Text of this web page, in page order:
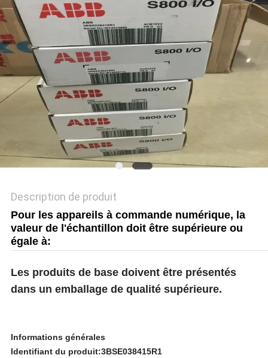
DEMANDEZ
UN DEVIS
PLAN
DU
POLITIQUE
CONFIDENTIALITÉ
Description de produit
Pour les appareils à commande numérique, la
valeur de l'échantillon doit être supérieure ou
égale à:
Les produits de base doivent être présentés
dans un emballage de qualité supérieure.
Informations générales
Identifiant du produit:3BSE038415R1